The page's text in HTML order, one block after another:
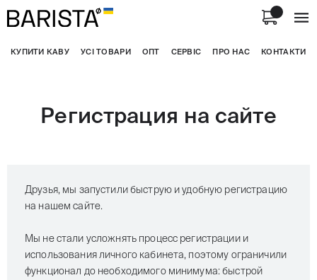
КУПИТИ КАВУ УСІ ТОВАРИ ОПТ СЕРВІС ПРО НАС КОНТАКТИ
Регистрация на сайте
Друзья, мы запустили быструю и удобную регистрацию
на нашем сайте.
Мы не стали усложнять процесс регистрации и
использования личного кабинета, поэтому ограничили
функционал до необходимого минимума: быстрой